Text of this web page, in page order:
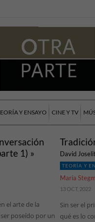
Y ENSAYO CINE Y TV
1) »
el arte de la
poseído por un
David
TEORÍA Y
María
13 OCT, 2022
Sin ser el
qué es lo